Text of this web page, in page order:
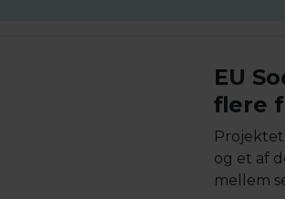
EU
flere
og et af
mellem